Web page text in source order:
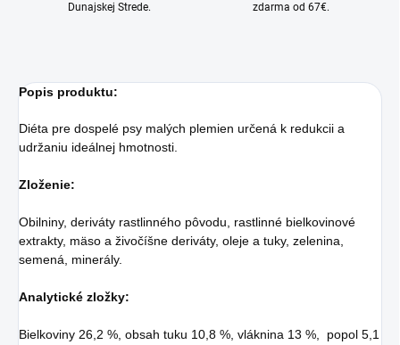
Dunajskej Strede.
zdarma od 67€.
Popis produktu:
Diéta pre dospelé psy malých plemien určená k redukcii a
udržaniu ideálnej hmotnosti.
Zloženie:
Obilniny, deriváty rastlinného pôvodu, rastlinné bielkovinové
extrakty, mäso a živočíšne deriváty, oleje a tuky, zelenina,
semená, minerály.
Analytické zložky:
Bielkoviny 26,2 %, obsah tuku 10,8 %, vláknina 13 %, popol 5,1